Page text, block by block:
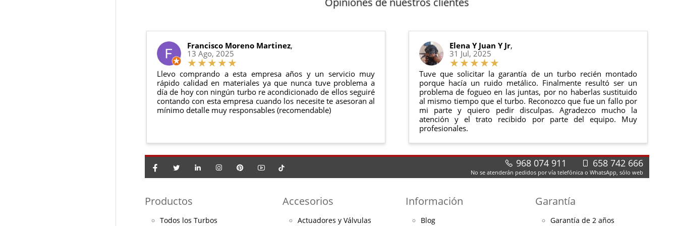
Todas nuestras garantías cumplen con la legislación vigente. Consulta nuestras condiciones generales
El productono debe haber sido montado ni manipulado
Debe devolverse en suembalaje original perfectas condiciones
Francisco Moreno Martinez,
13 Ago, 2025
Llevo comprando a esta empresa años y un servicio muy
rápido calidad en materiales ya que nunca tuve problema a
día de hoy con ningún turbo re acondicionado de ellos seguiré
contando con esta empresa cuando los necesite te asesoran al
mínimo detalle muy responsables (recomendable)
Elena Y Juan Y Jr,
31 Jul, 2025
Tuve que solicitar la garantía de un turbo recién montado
porque hacía un ruido metálico. Finalmente resultó ser un
problema de fogueo en las juntas, por no haberlas sustituido
al mismo tiempo que el turbo. Reconozco que fue un fallo por
mi parte y quiero pedir disculpas. Agradezco mucho la
atención y el trato recibido por parte del equipo. Muy
profesionales.
968 074 911 658 742 666
No se atenderán pedidos por vía telefónica o WhatsApp, sólo web
Productos
Todos los Turbos
Accesorios
Actuadores y Válvulas
Información
Blog
Garantía
Garantía de 2 años